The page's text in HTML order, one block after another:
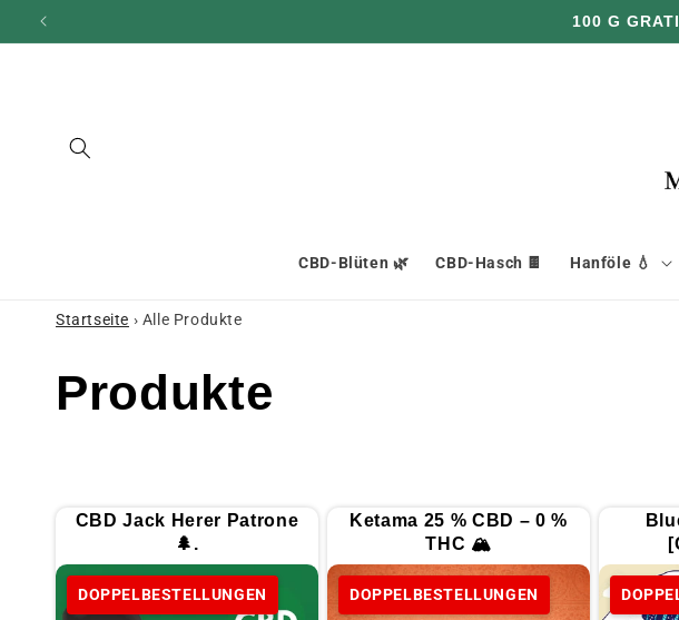
und zum
100 G
CBD-Blüten 🌿 CBD-Hasch 🍫 Hanföle 💧
Startseite › Alle Produkte
K
l
Produkte
CBD Jack Herer Patrone
🌲.
DOPPELBESTELLUNGEN
Ketama 25 % CBD – 0 %
THC 🏔
DOPPELBESTELLUNGEN